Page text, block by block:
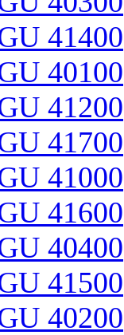
41400
40100
41200
41700
41000
41600
40400
41500
40200